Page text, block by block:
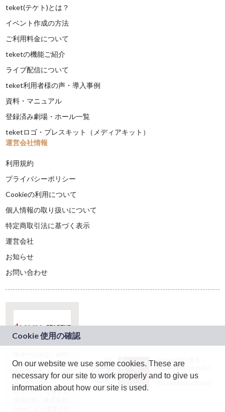
teket(テケト)とは？
イベント作成の方法
ご利用料金について
teketの機能ご紹介
ライブ配信について
teket利用者様の声・導入事例
資料・マニュアル
登録済み劇場・ホール一覧
teketロゴ・プレスキット（メディアキット）
運営会社情報
利用規約
プライバシーポリシー
Cookieの利用について
個人情報の取り扱いについて
特定商取引法に基づく表示
運営会社
お知らせ
お問い合わせ
ドコモグループの新
規事業創出プログラ
ム「docomo
STARTUP」を通じて
JASRAC許諾番号：
9024936001Y45037
JASRAC許諾番号：
On our website we use some cookies. These are
necessary for our site to work properly and to give us
information about how our site is used.